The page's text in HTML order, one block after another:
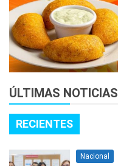
ÚLTIMAS NOTICIAS
RECIENTES
Nacional